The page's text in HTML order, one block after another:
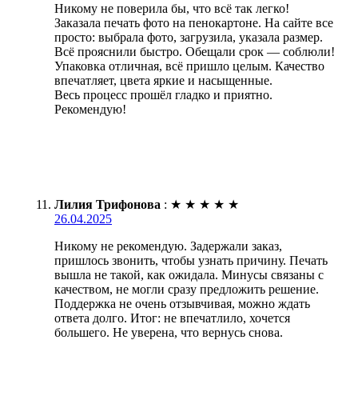
Никому не поверила бы, что всё так легко!
Заказала печать фото на пенокартоне. На сайте все
просто: выбрала фото, загрузила, указала размер.
Всё прояснили быстро. Обещали срок — соблюли!
Упаковка отличная, всё пришло целым. Качество
впечатляет, цвета яркие и насыщенные.
Весь процесс прошёл гладко и приятно.
Рекомендую!
Лилия Трифонова : ★ ★ ★ ★ ★
26.04.2025
Никому не рекомендую. Задержали заказ,
пришлось звонить, чтобы узнать причину. Печать
вышла не такой, как ожидала. Минусы связаны с
качеством, не могли сразу предложить решение.
Поддержка не очень отзывчивая, можно ждать
ответа долго. Итог: не впечатлило, хочется
большего. Не уверена, что вернусь снова.